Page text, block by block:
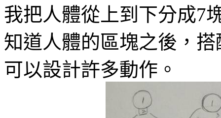
我把人體從上到下分成7
知道人體的區塊之後，
可以設計許多動作。